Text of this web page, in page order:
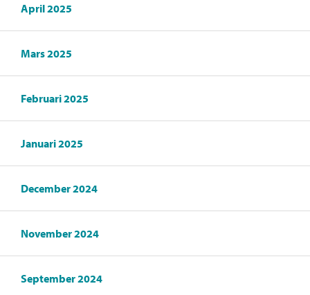
April 2025
Mars 2025
Februari 2025
Januari 2025
December 2024
November 2024
September 2024